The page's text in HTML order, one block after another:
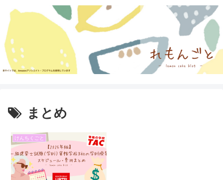
まとめ
けんちくごと